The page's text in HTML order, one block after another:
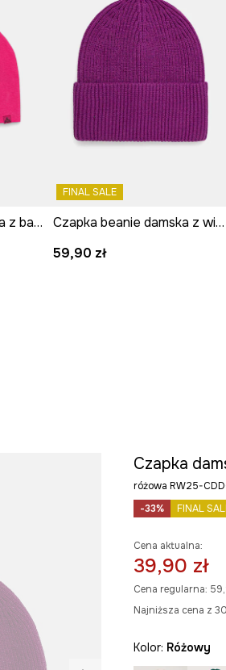
Czapka beanie damska z bawełną
FINAL SALE
Czapka beanie damska z wiskozą
59,90 zł
Czapka
różowa RW25-
-33%
FINAL
Cena aktualna:
39,90 zł
Cena regularna:
Najniższa cena z
Kolor: różowy